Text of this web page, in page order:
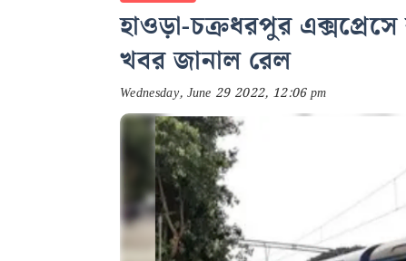
হাওড়া-চক্রধরপুর
খবর জানাল রেল
Wednesday, June 29 2022, 12:06 pm